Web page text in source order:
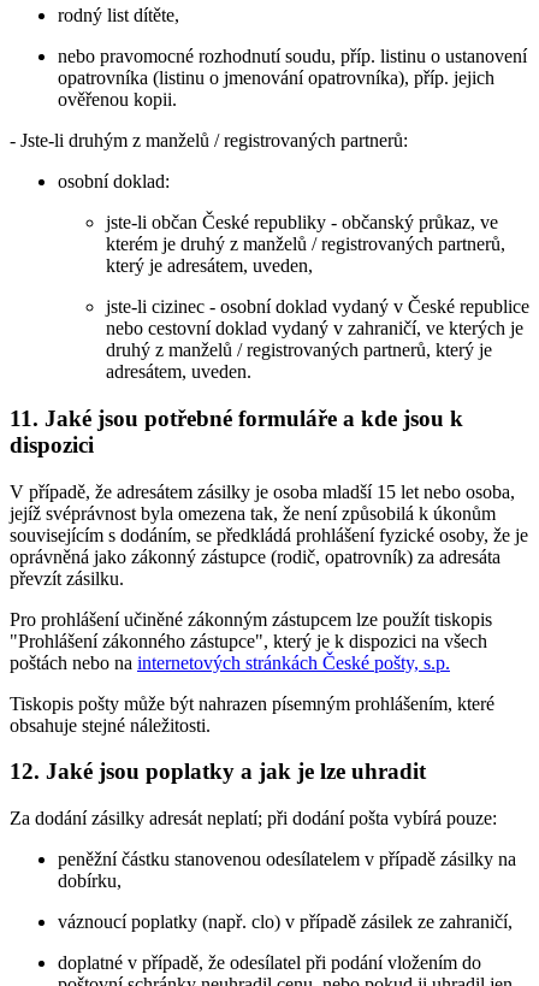
rodný list dítěte,
nebo pravomocné rozhodnutí soudu, příp. listinu o ustanovení
opatrovníka (listinu o jmenování opatrovníka), příp. jejich
ověřenou kopii.
- Jste-li druhým z manželů / registrovaných partnerů:
osobní doklad:
jste-li občan České republiky - občanský průkaz, ve
kterém je druhý z manželů / registrovaných partnerů,
který je adresátem, uveden,
jste-li cizinec - osobní doklad vydaný v České republice
nebo cestovní doklad vydaný v zahraničí, ve kterých je
druhý z manželů / registrovaných partnerů, který je
adresátem, uveden.
11. Jaké jsou potřebné formuláře a kde jsou k
dispozici
V případě, že adresátem zásilky je osoba mladší 15 let nebo osoba,
jejíž svéprávnost byla omezena tak, že není způsobilá k úkonům
souvisejícím s dodáním, se předkládá prohlášení fyzické osoby, že je
oprávněná jako zákonný zástupce (rodič, opatrovník) za adresáta
převzít zásilku.
Pro prohlášení učiněné zákonným zástupcem lze použít tiskopis
"Prohlášení zákonného zástupce", který je k dispozici na všech
poštách nebo na internetových stránkách České pošty, s.p.
Tiskopis pošty může být nahrazen písemným prohlášením, které
obsahuje stejné náležitosti.
12. Jaké jsou poplatky a jak je lze uhradit
Za dodání zásilky adresát neplatí; při dodání pošta vybírá pouze:
peněžní částku stanovenou odesílatelem v případě zásilky na
dobírku,
váznoucí poplatky (např. clo) v případě zásilek ze zahraničí,
doplatné v případě, že odesílatel při podání vložením do